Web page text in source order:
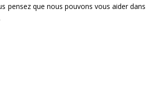
pensez que nous pouvons vous aider